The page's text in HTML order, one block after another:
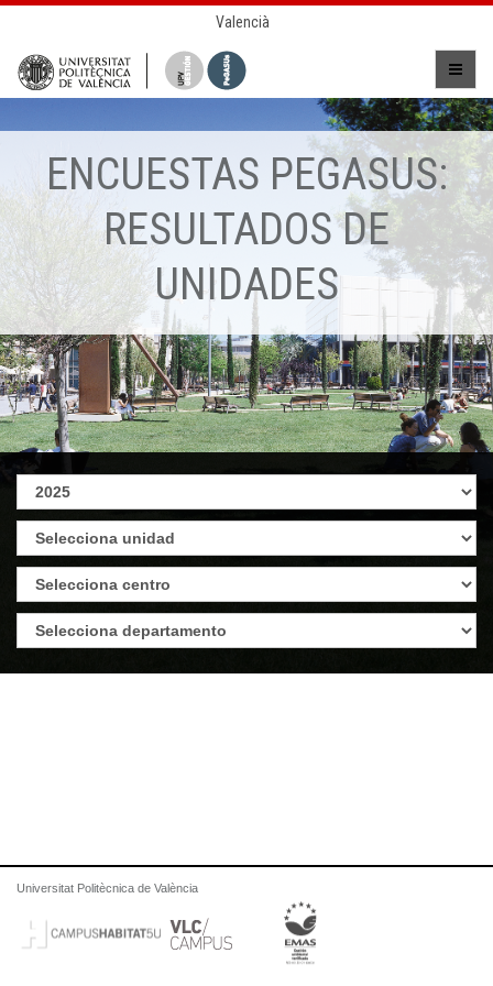
Valencià
ENCUESTAS PEGASUS:
RESULTADOS DE
UNIDADES
Universitat Politècnica de València